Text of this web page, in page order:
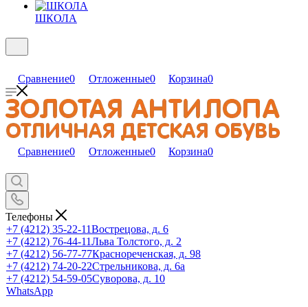
ШКОЛА
Сравнение0 Отложенные0 Корзина0
Сравнение0 Отложенные0 Корзина0
Телефоны
+7 (4212) 35-22-11Вострецова, д. 6
+7 (4212) 76-44-11Льва Толстого, д. 2
+7 (4212) 56-77-77Краснореченская, д. 98
+7 (4212) 74-20-22Стрельникова, д. 6а
+7 (4212) 54-59-05Суворова, д. 10
WhatsApp